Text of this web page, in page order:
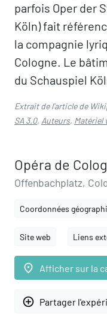
parfois Oper der
Köln) fait
la compagnie
Cologne. Le
du Schauspiel
Extrait de l'article de
SA 3.0, Auteurs, Matériel
Opéra de
Offenbachplatz,
Coordonnées
Site web Liens
place Afficher sur la
add_circle_outline Partager